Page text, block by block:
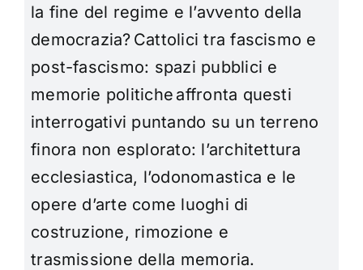
la fine del regime e l’avvento della
democrazia? Cattolici tra fascismo e
post-fascismo: spazi pubblici e
memorie politiche affronta questi
interrogativi puntando su un terreno
finora non esplorato: l’architettura
ecclesiastica, l’odonomastica e le
opere d’arte come luoghi di
costruzione, rimozione e
trasmissione della memoria.